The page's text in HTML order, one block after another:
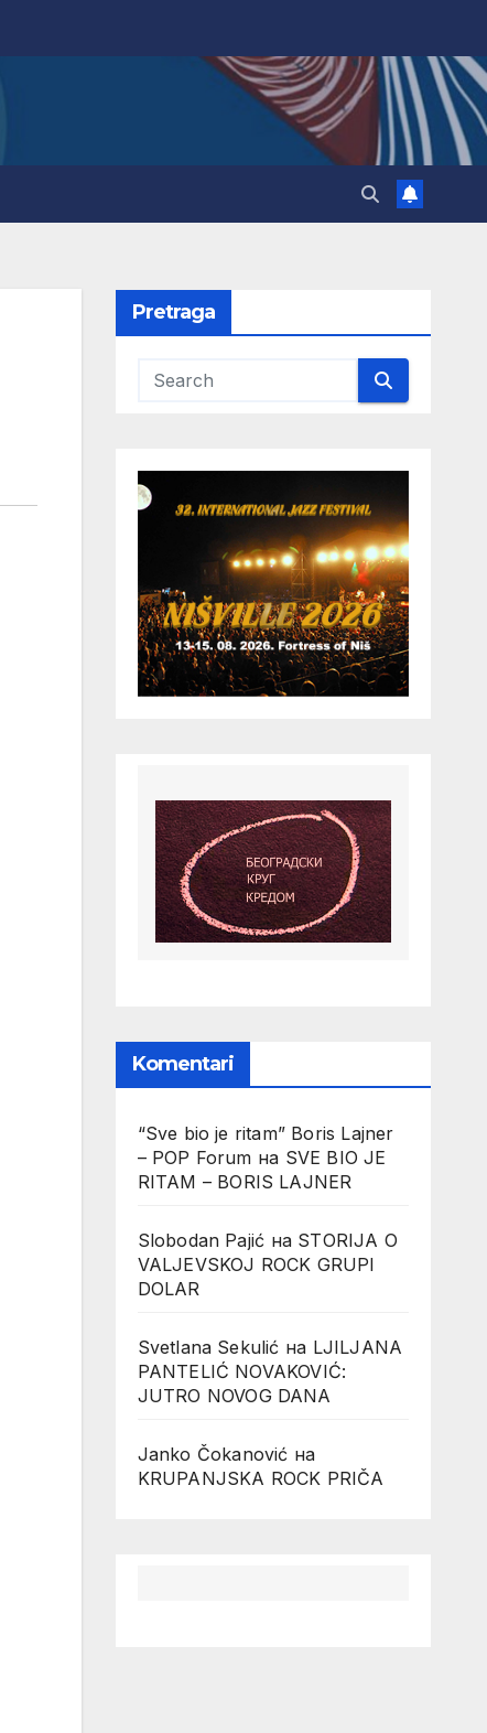
Pretraga
Komentari
“Sve bio je ritam” Boris Lajner
– POP Forum на SVE BIO JE
RITAM – BORIS LAJNER
Slobodan Pajić на STORIJA O
VALJEVSKOJ ROCK GRUPI
DOLAR
Svetlana Sekulić на LJILJANA
PANTELIĆ NOVAKOVIĆ:
JUTRO NOVOG DANA
Janko Čokanović на
KRUPANJSKA ROCK PRIČA